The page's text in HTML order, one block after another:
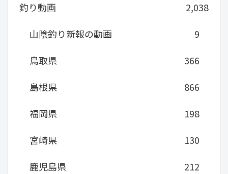
釣り動画
2,038
山陰釣り新報の動画
9
鳥取県
366
島根県
866
福岡県
198
宮崎県
130
鹿児島県
212